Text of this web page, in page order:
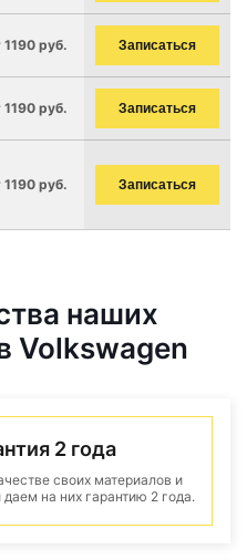
1190 руб. Записаться
1190 руб. Записаться
1190 руб. Записаться
наших
Volkswagen
2 года
своих материалов и
на них гарантию 2 года.